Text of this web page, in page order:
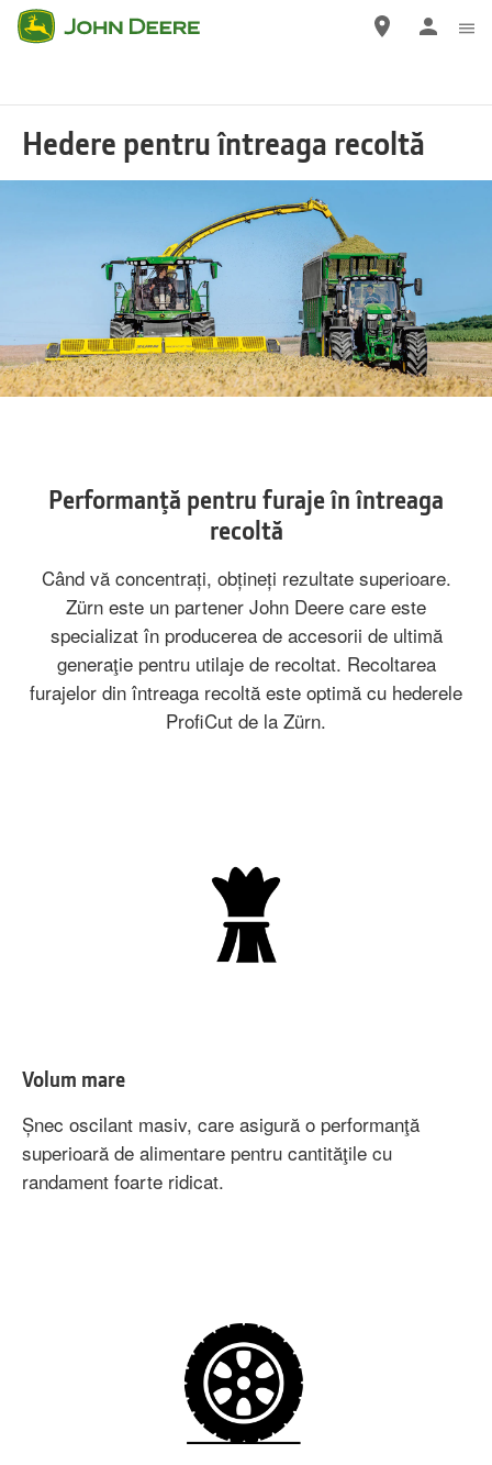
Salt
principal
Hedere pentru întreaga recoltă
Performanţă pentru furaje în întreaga
recoltă
Când vă concentrați, obțineți rezultate superioare.
Zürn este un partener John Deere care este
specializat în producerea de accesorii de ultimă
generaţie pentru utilaje de recoltat. Recoltarea
furajelor din întreaga recoltă este optimă cu hederele
ProfiCut de la Zürn.
Volum mare
Șnec oscilant masiv, care asigură o performanţă
superioară de alimentare pentru cantităţile cu
randament foarte ridicat.